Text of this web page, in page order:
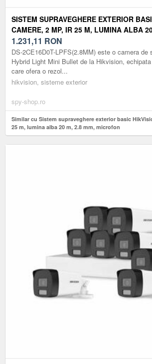
SISTEM SUPRAVEGHERE EXTERIOR
CAMERE, 2 MP, IR 25 M, LUMINA ALBA
MICROFON
1.231,11 RON
DS-2CE16D0T-LPFS(2.8MM) este o camera de
Hybrid Light Mini Bullet de la Hikvision,
care ofera o rezol...
hikvision, sisteme exterior
spy-shop.ro
Similar cu Sistem supraveghere exterior basic
25 m, lumina alba 20 m, 2.8 mm, microfon